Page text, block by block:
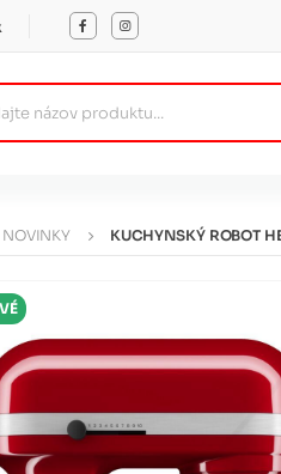
NOVINKY KUCHYNSKÝ ROBOT